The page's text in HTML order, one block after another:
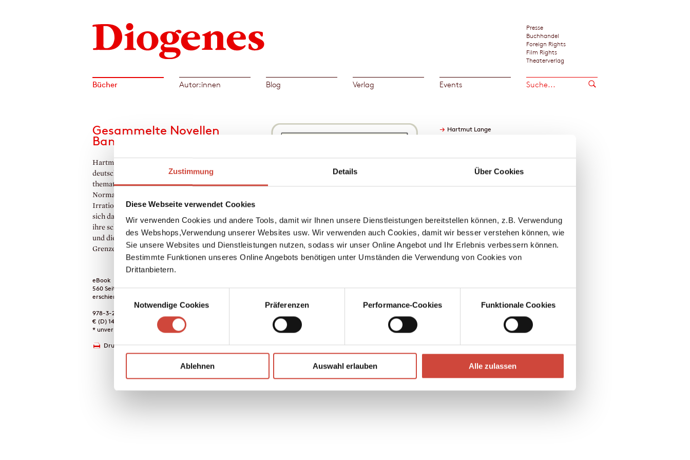
Zustimmung Details Über Cookies
Diese Webseite verwendet Cookies
Wir verwenden Cookies und andere Tools, damit wir Ihnen unsere Dienstleistungen bereitstellen können, z.B. Verwendung
des Webshops,Verwendung unserer Websites usw. Wir verwenden auch Cookies, damit wir besser verstehen können, wie
Sie unsere Websites und Dienstleistungen nutzen, sodass wir unser Online Angebot und Ihr Erlebnis verbessern können.
Bestimmte Funktionen unseres Online Angebots benötigen unter Umständen die Verwendung von Cookies von
Drittanbietern.
Notwendige Cookies
Präferenzen Performance-Cookies Funktionale Cookies
Ablehnen Auswahl erlauben Alle zulassen
Presse
Buchhandel
Foreign Rights
Film Rights
Theaterverlag
Bücher Autor:innen Blog Verlag Events
Kaufen
Gesammelte Novellen
Band 1
Hartmut Lange zählt zu den Meistern der
deutschen Erzählkunst. Seine Novellen
thematisieren den schmalen Grat zwischen der
Normalität des Alltags und dem Einbruch des
Irrationalen, dem metaphysischen Abgrund, der
sich dahinter auftut. Sie zeigen Menschen, die
ihre scheinbare existenzielle Sicherheit verlieren
und die pötzlich die Sehnsucht überkommt, jene
Grenze zu überschreiten.
eBook
560 Seiten (Printausgabe)
erschienen am 28. September 2022
978-3-257-61067-3
€ (D) 14.99 / sFr 19.00* / € (A) 14.99
* unverb. Preisempfehlung
Drucken
→ Hartmut Lange